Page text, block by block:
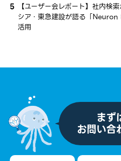
5
【ユーザー会レポート】社内検
シア・​東急建設が​語る​「Neuron
活用
まず
お問い合